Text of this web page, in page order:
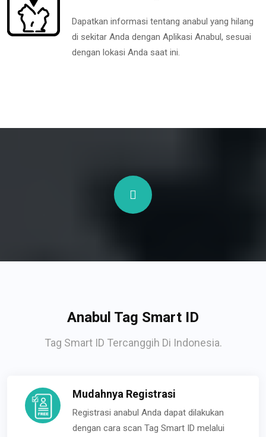
Dapatkan informasi tentang anabul yang hilang
di sekitar Anda dengan Aplikasi Anabul, sesuai
dengan lokasi Anda saat ini.
Anabul Tag Smart ID
Tag Smart ID Tercanggih Di Indonesia.
Mudahnya Registrasi
Registrasi anabul Anda dapat dilakukan
dengan cara scan Tag Smart ID melalui